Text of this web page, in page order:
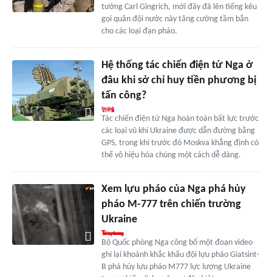
tướng Carl Gingrich, mới đây đã lên tiếng kêu
gọi quân đội nước này tăng cường tầm bắn
cho các loại đạn pháo.
Hệ thống tác chiến điện tử Nga ở
đâu khi sở chỉ huy tiền phương bị
tấn công?
Tác chiến điện tử Nga hoàn toàn bất lực trước
các loại vũ khí Ukraine được dẫn đường bằng
GPS, trong khi trước đó Moskva khẳng định có
thể vô hiệu hóa chúng một cách dễ dàng.
Xem lựu pháo của Nga phá hủy
pháo M-777 trên chiến trường
Ukraine
Bộ Quốc phòng Nga công bố một đoạn video
ghi lại khoảnh khắc khẩu đội lựu pháo Giatsint-
B phá hủy lựu pháo M777 lực lượng Ukraine